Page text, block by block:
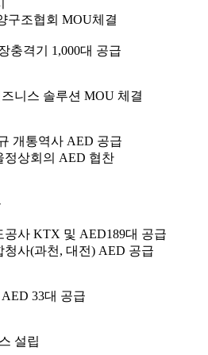
구조협회 MOU체결
충격기 1,000대 공급
니스 솔루션 MOU 체결
개통역사 AED 공급
정상회의 AED 협찬
공사 KTX 및 AED189대 공급
청사(과천, 대전) AED 공급
33대 공급
설립